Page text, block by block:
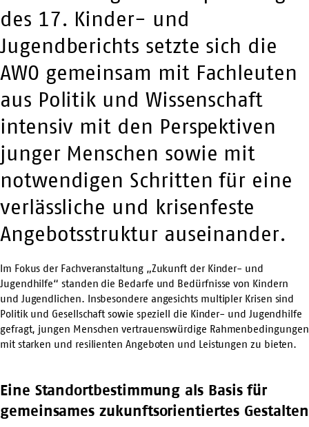
des 17. Kinder- und
Jugendberichts setzte sich die
AWO gemeinsam mit Fachleuten
aus Politik und Wissenschaft
intensiv mit den Perspektiven
junger Menschen sowie mit
notwendigen Schritten für eine
verlässliche und krisenfeste
Angebotsstruktur auseinander.
Im Fokus der Fachveranstaltung „Zukunft der Kinder- und
Jugendhilfe“ standen die Bedarfe und Bedürfnisse von Kindern
und Jugendlichen. Insbesondere angesichts multipler Krisen sind
Politik und Gesellschaft sowie speziell die Kinder- und Jugendhilfe
gefragt, jungen Menschen vertrauenswürdige Rahmenbedingungen
mit starken und resilienten Angeboten und Leistungen zu bieten.
Eine Standortbestimmung als Basis für
gemeinsames zukunftsorientiertes Gestalten